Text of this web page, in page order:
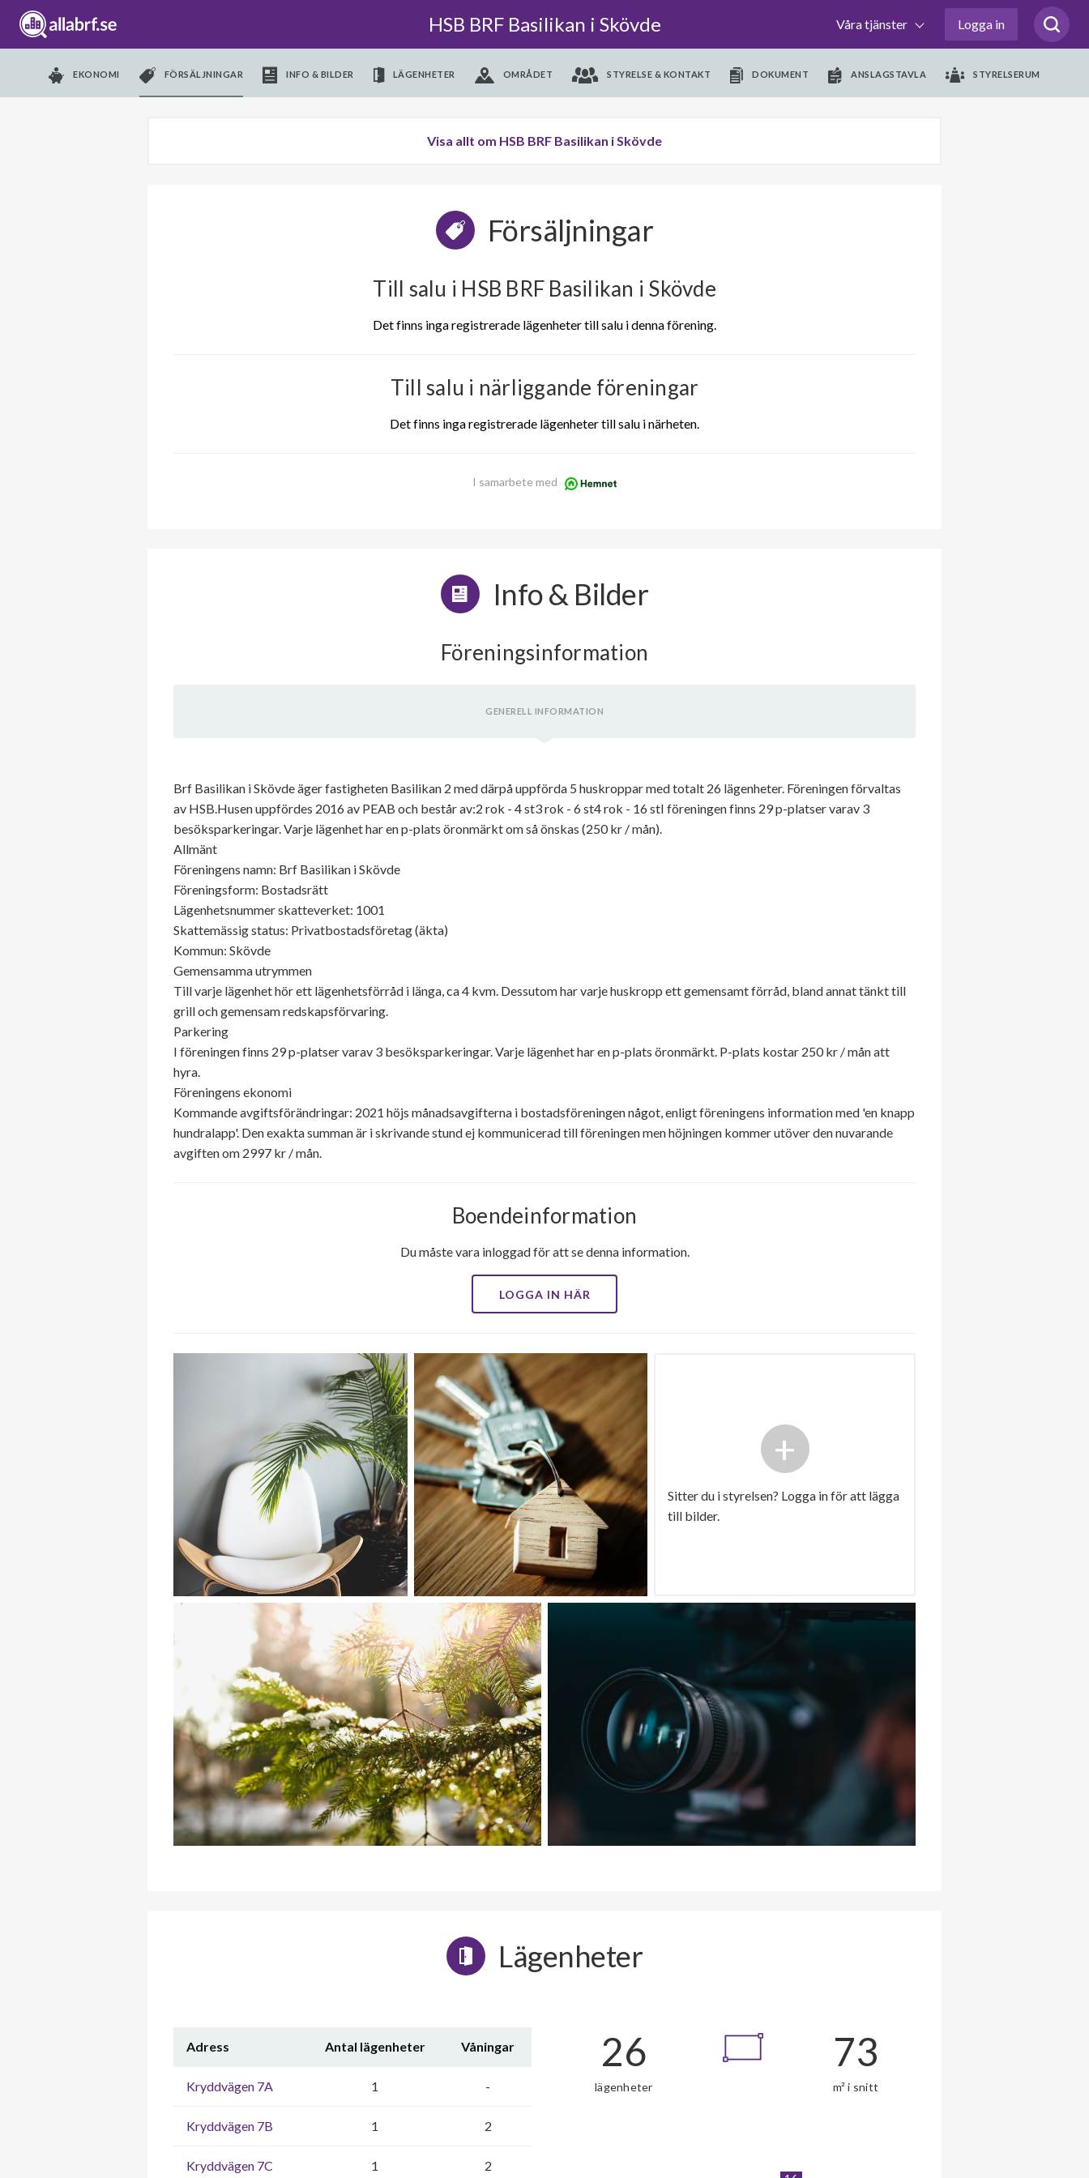
HSB BRF Basilikan i Skövde Våra tjänster Logga in
EKONOMI FÖRSÄLJNINGAR INFO & BILDER LÄGENHETER OMRÅDET STYRELSE & KONTAKT DOKUMENT ANSLAGSTAVLA STYRELSERUM
Visa allt om HSB BRF Basilikan i Skövde
Försäljningar
Till salu i HSB BRF Basilikan i Skövde
Det finns inga registrerade lägenheter till salu i denna förening.
Till salu i närliggande föreningar
Det finns inga registrerade lägenheter till salu i närheten.
I samarbete med
Info & Bilder
Föreningsinformation
GENERELL INFORMATION
Brf Basilikan i Skövde äger fastigheten Basilikan 2 med därpå uppförda 5 huskroppar med totalt 26 lägenheter. Föreningen förvaltas
av HSB.Husen uppfördes 2016 av PEAB och består av:2 rok - 4 st3 rok - 6 st4 rok - 16 stI föreningen finns 29 p-platser varav 3
besöksparkeringar. Varje lägenhet har en p-plats öronmärkt om så önskas (250 kr / mån).
Allmänt
Föreningens namn: Brf Basilikan i Skövde
Föreningsform: Bostadsrätt
Lägenhetsnummer skatteverket: 1001
Skattemässig status: Privatbostadsföretag (äkta)
Kommun: Skövde
Gemensamma utrymmen
Till varje lägenhet hör ett lägenhetsförråd i länga, ca 4 kvm. Dessutom har varje huskropp ett gemensamt förråd, bland annat tänkt till
grill och gemensam redskapsförvaring.
Parkering
I föreningen finns 29 p-platser varav 3 besöksparkeringar. Varje lägenhet har en p-plats öronmärkt. P-plats kostar 250 kr / mån att
hyra.
Föreningens ekonomi
Kommande avgiftsförändringar: 2021 höjs månadsavgifterna i bostadsföreningen något, enligt föreningens information med 'en knapp
hundralapp'. Den exakta summan är i skrivande stund ej kommunicerad till föreningen men höjningen kommer utöver den nuvarande
avgiften om 2997 kr / mån.
Boendeinformation
Du måste vara inloggad för att se denna information.
LOGGA IN HÄR
+
Sitter du i styrelsen? Logga in för att lägga
till bilder.
Lägenheter
Adress Antal lägenheter Våningar
Kryddvägen 7A 1 -
Kryddvägen 7B 1 2
Kryddvägen 7C 1 2
26
lägenheter
73
m² i snitt